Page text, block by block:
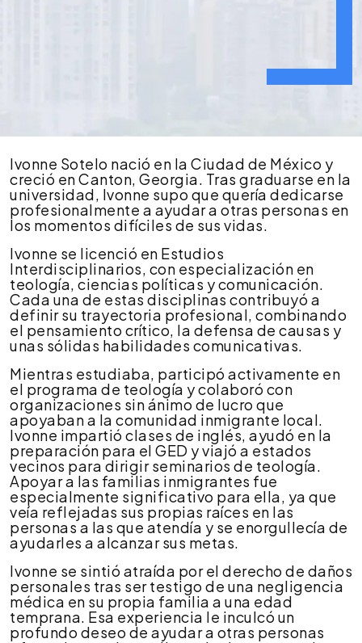
Ivonne
Sotelo
Ivonne Sotelo nació en la Ciudad de México y
creció en Canton, Georgia. Tras graduarse en la
universidad, Ivonne supo que quería dedicarse
profesionalmente a ayudar a otras personas en
los momentos difíciles de sus vidas.
Ivonne se licenció en Estudios
Interdisciplinarios, con especialización en
teología, ciencias políticas y comunicación.
Cada una de estas disciplinas contribuyó a
definir su trayectoria profesional, combinando
el pensamiento crítico, la defensa de causas y
unas sólidas habilidades comunicativas.
Mientras estudiaba, participó activamente en
el programa de teología y colaboró con
organizaciones sin ánimo de lucro que
apoyaban a la comunidad inmigrante local.
Ivonne impartió clases de inglés, ayudó en la
preparación para el GED y viajó a estados
vecinos para dirigir seminarios de teología.
Apoyar a las familias inmigrantes fue
especialmente significativo para ella, ya que
veía reflejadas sus propias raíces en las
personas a las que atendía y se enorgullecía de
ayudarles a alcanzar sus metas.
Ivonne se sintió atraída por el derecho de daños
personales tras ser testigo de una negligencia
médica en su propia familia a una edad
temprana. Esa experiencia le inculcó un
profundo deseo de ayudar a otras personas